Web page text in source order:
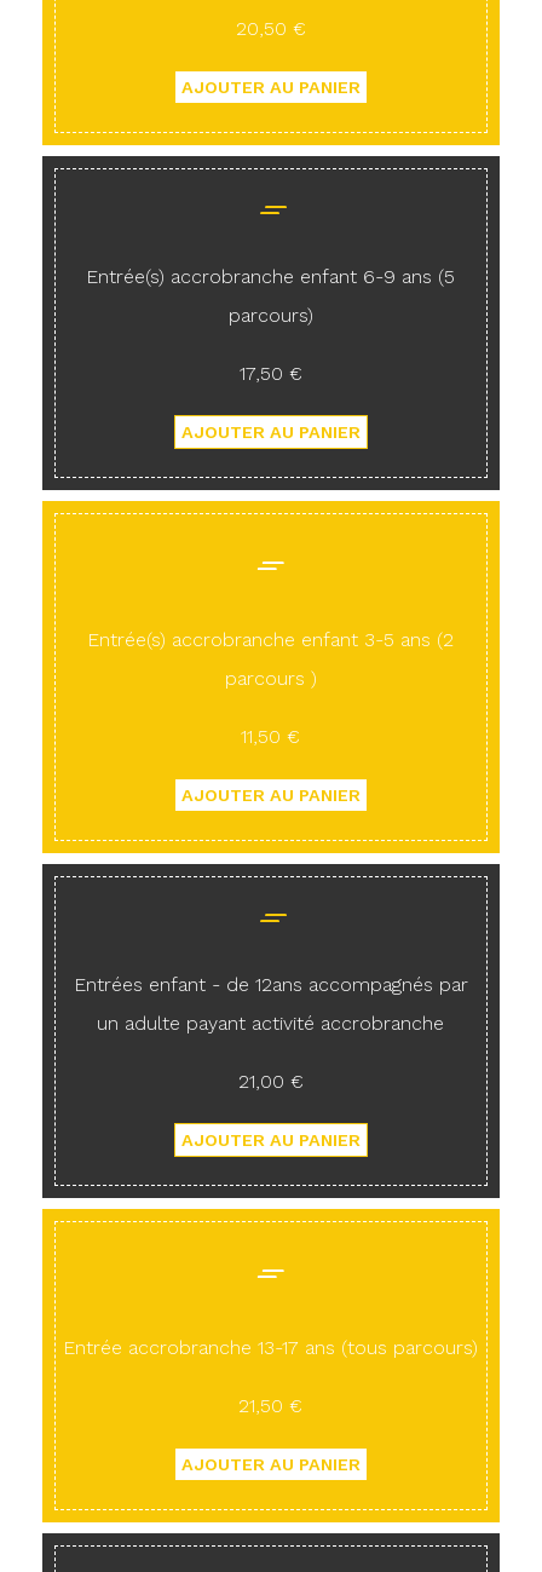
20,50 €
Entrée(s) accrobranche enfant 6-9 ans (5
parcours)
17,50 €
Entrée(s) accrobranche enfant 3-5 ans (2
parcours )
11,50 €
Entrées enfant - de 12ans accompagnés par
un adulte payant activité accrobranche
21,00 €
Entrée accrobranche 13-17 ans (tous parcours)
21,50 €